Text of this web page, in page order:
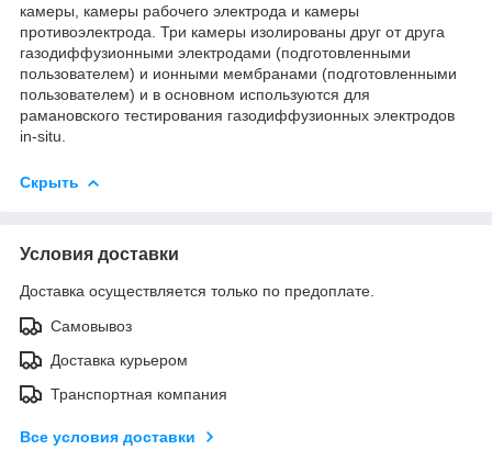
камеры, камеры рабочего электрода и камеры
противоэлектрода. Три камеры изолированы друг от друга
газодиффузионными электродами (подготовленными
пользователем) и ионными мембранами (подготовленными
пользователем) и в основном используются для
рамановского тестирования газодиффузионных электродов
in-situ.
Скрыть
Условия доставки
Доставка осуществляется только по предоплате.
Самовывоз
Доставка курьером
Транспортная компания
Все условия доставки